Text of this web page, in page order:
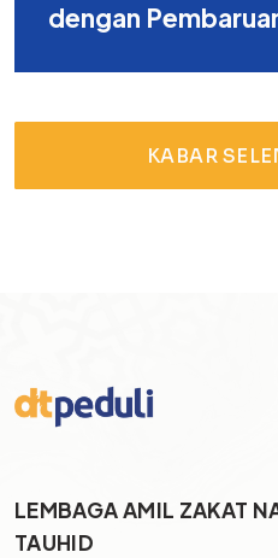
dengan
KABAR
LEMBAGA AMIL ZAKAT
TAUHID